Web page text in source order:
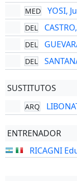
MED YOSI,
DEL
DEL
DEL
SUSTITUTOS
ARQ
ENTRENADOR
RICAGNI